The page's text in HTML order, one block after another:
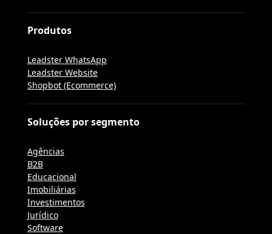
Produtos
Leadster WhatsApp
Leadster Website
Shopbot (Ecommerce)
Soluções por segmento
Agências
B2B
Educacional
Imobiliárias
Investimentos
Jurídico
Software